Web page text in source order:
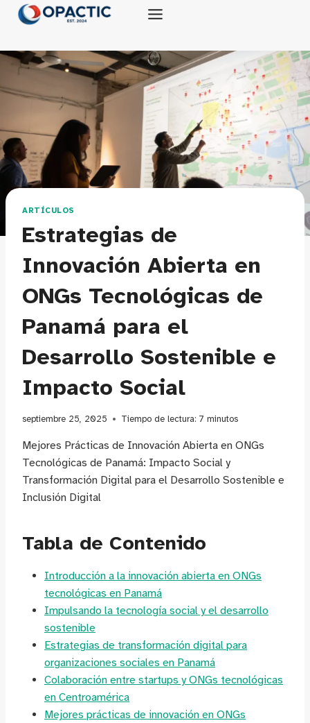
Saltar
ARTÍCULOS
Estrategias de
Innovación Abierta en
ONGs Tecnológicas de
Panamá para el
Desarrollo Sostenible e
Impacto Social
septiembre 25, 2025 Tiempo de lectura: 7 minutos
Mejores Prácticas de Innovación Abierta en ONGs
Tecnológicas de Panamá: Impacto Social y
Transformación Digital para el Desarrollo Sostenible e
Inclusión Digital
Tabla de Contenido
Introducción a la innovación abierta en ONGs
tecnológicas en Panamá
Impulsando la tecnología social y el desarrollo
sostenible
Estrategias de transformación digital para
organizaciones sociales en Panamá
Colaboración entre startups y ONGs tecnológicas
en Centroamérica
Mejores prácticas de innovación en ONGs